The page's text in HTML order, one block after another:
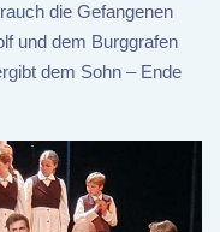
die Gefangenen
und dem Burggrafen
dem Sohn – Ende